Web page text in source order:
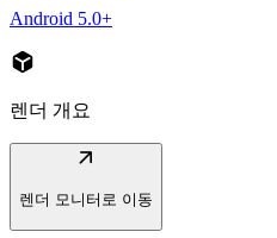
Android 5.0+
deployed_code
렌더 개요
arrow_outward
렌더 모니터로 이동